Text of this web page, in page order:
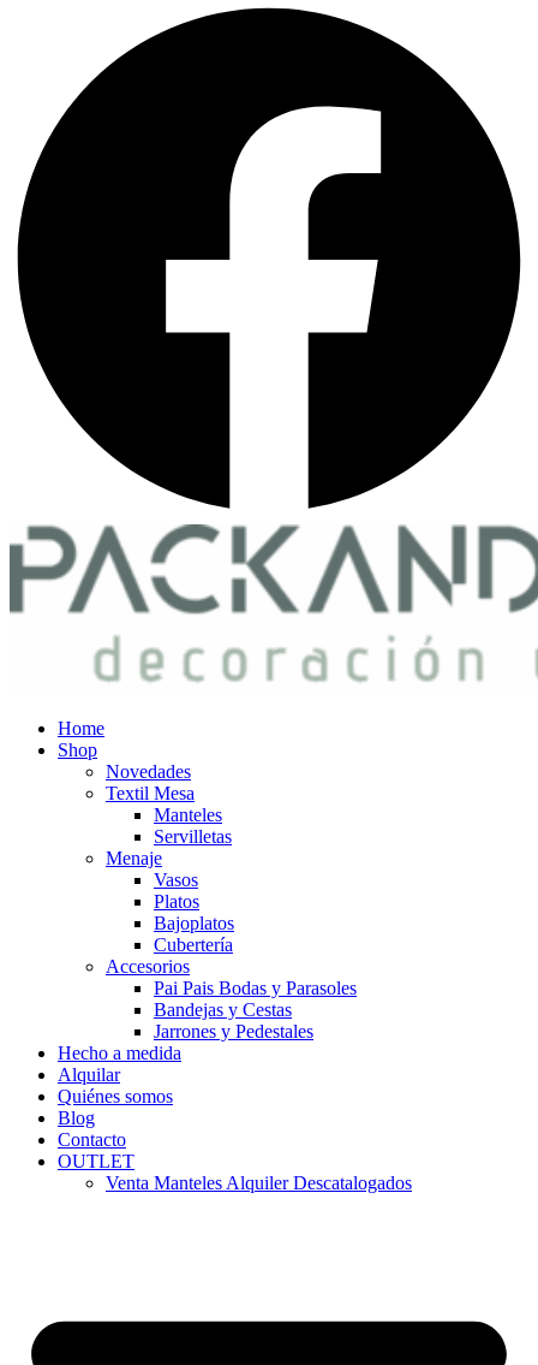
Home
Shop
Novedades
Textil Mesa
Manteles
Servilletas
Menaje
Vasos
Platos
Bajoplatos
Cubertería
Accesorios
Pai Pais Bodas y Parasoles
Bandejas y Cestas
Jarrones y Pedestales
Hecho a medida
Alquilar
Quiénes somos
Blog
Contacto
OUTLET
Venta Manteles Alquiler Descatalogados